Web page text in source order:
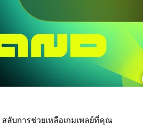
สลับการช่วยเหลือเกมเพลย์ที่คุณ